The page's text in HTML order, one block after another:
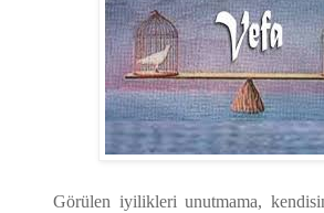
Görülen iyilikleri unutmama,